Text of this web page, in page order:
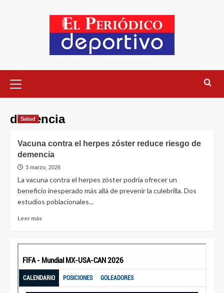
demencia
Salud
Vacuna contra el herpes zóster reduce riesgo de
demencia
3 marzo, 2026
La vacuna contra el herpes zóster podría ofrecer un
beneficio inesperado más allá de prevenir la culebrilla. Dos
estudios poblacionales...
Leer más